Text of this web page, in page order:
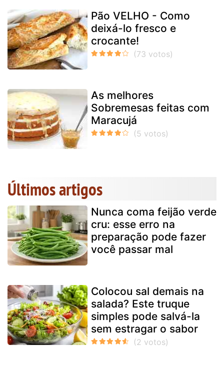
Pão VELHO - Como
deixá-lo fresco e
crocante!
As melhores
Sobremesas feitas com
Maracujá
Últimos artigos
Nunca coma feijão verde
cru: esse erro na
preparação pode fazer
você passar mal
Colocou sal demais na
salada? Este truque
simples pode salvá-la
sem estragar o sabor